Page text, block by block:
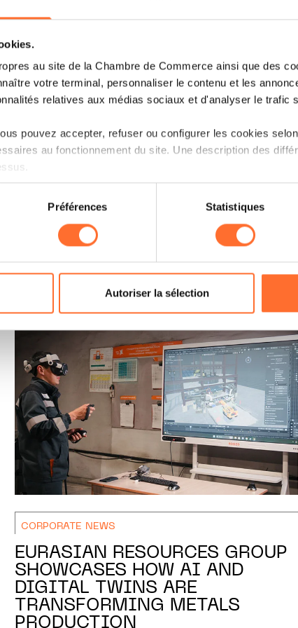
au site de la Chambre de Commerce ainsi que des
votre terminal, personnaliser le contenu et les
relatives aux médias sociaux et d'analyser le trafic
pouvez accepter, refuser ou configurer les cookies
au fonctionnement du site. Une description des
sur le site et certaines fonctionnalités (ex : lecture de
ou des cookies non nécessaires.
Charte d’usage des cookieset notre
Préférences Statistiques
Autoriser la sélection
à la décision est un indicateur des tendances
pas une étude de rémunérations approfondie
par ailleurs le cabinet Morgan Philips aux
de salaires: Simulateur de salaires |
CORPORATE NEWS
EURASIAN RESOURCES GROUP
SHOWCASES HOW AI AND
DIGITAL TWINS ARE
TRANSFORMING METALS
PRODUCTION